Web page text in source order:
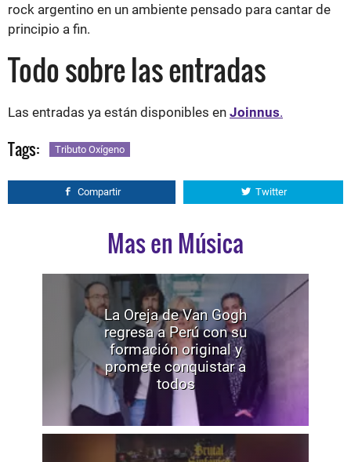
rock argentino en un ambiente pensado para cantar de
principio a fin.
Todo sobre las entradas
Las entradas ya están disponibles en Joinnus.
Tags: Tributo Oxígeno
Compartir Twitter
Mas en Música
La Oreja de Van Gogh
regresa a Perú con su
formación original y
promete conquistar a
todos